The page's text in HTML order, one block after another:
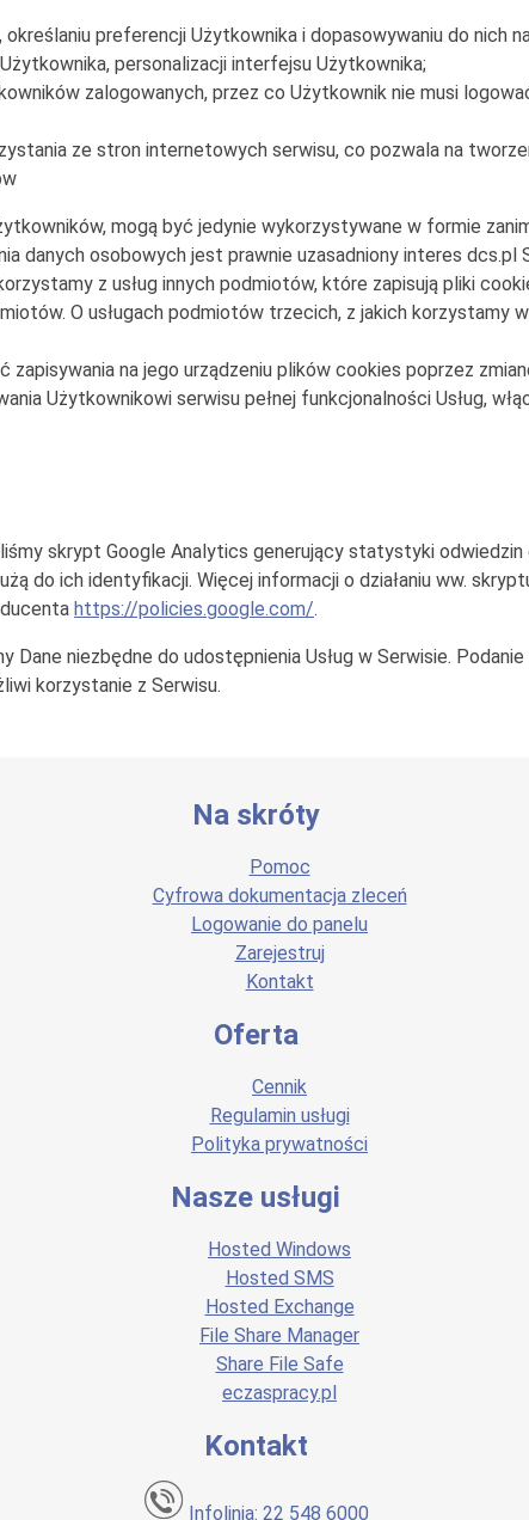
preferencji Użytkownika i dopasowywaniu do nich
personalizacji interfejsu Użytkownika;
zalogowanych, przez co Użytkownik nie musi
ze stron internetowych serwisu, co pozwala na
mogą być jedynie wykorzystywane w formie
danych osobowych jest prawnie uzasadniony interes dcs.pl
z usług innych podmiotów, które zapisują pliki
O usługach podmiotów trzecich, z jakich korzystamy
na jego urządzeniu plików cookies poprzez
Użytkownikowi serwisu pełnej funkcjonalności Usług,
skrypt Google Analytics generujący statystyki odwiedzin
do ich identyfikacji. Więcej informacji o działaniu ww.
https://policies.google.com/.
Dane niezbędne do udostępnienia Usług w Serwisie.
korzystanie z Serwisu.
Na skróty
Pomoc
Cyfrowa dokumentacja zleceń
Logowanie do panelu
Zarejestruj
Kontakt
Oferta
Cennik
Regulamin usługi
Polityka prywatności
Nasze usługi
Hosted Windows
Hosted SMS
Hosted Exchange
File Share Manager
Share File Safe
eczaspracy.pl
Kontakt
Infolinia: 22 548 6000